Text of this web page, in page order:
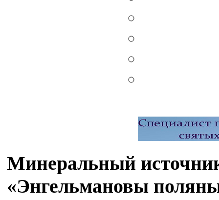
Минеральный
«Энгельмановы